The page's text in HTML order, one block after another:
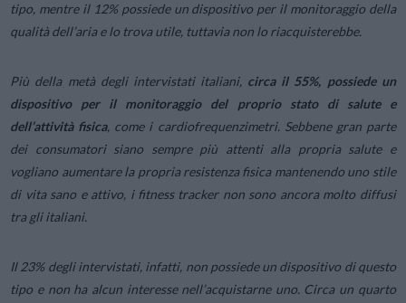
tipo, mentre il 12% possiede un dispositivo per il monitoraggio della
qualità dell’aria e lo trova utile, tuttavia non lo riacquisterebbe.
Più della metà degli intervistati italiani, circa il 55%, possiede un
dispositivo per il monitoraggio del proprio stato di salute e
dell’attività fisica, come i cardiofrequenzimetri. Sebbene gran parte
dei consumatori siano sempre più attenti alla propria salute e
vogliano aumentare la propria resistenza fisica mantenendo uno stile
di vita sano e attivo, i fitness tracker non sono ancora molto diffusi
tra gli italiani.
Il 23% degli intervistati, infatti, non possiede un dispositivo di questo
tipo e non ha alcun interesse nell’acquistarne uno. Circa un quarto